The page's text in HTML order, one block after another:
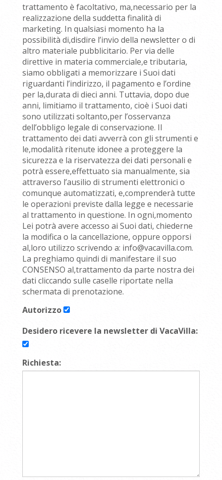
trattamento è facoltativo, ma,necessario per la
realizzazione della suddetta finalità di
marketing. In qualsiasi momento ha la
possibilità di,disdire l’invio della newsletter o di
altro materiale pubblicitario. Per via delle
direttive in materia commerciale,e tributaria,
siamo obbligati a memorizzare i Suoi dati
riguardanti l’indirizzo, il pagamento e l’ordine
per la,durata di dieci anni. Tuttavia, dopo due
anni, limitiamo il trattamento, cioè i Suoi dati
sono utilizzati soltanto,per l’osservanza
dell’obbligo legale di conservazione. Il
trattamento dei dati avverrà con gli strumenti e
le,modalità ritenute idonee a proteggere la
sicurezza e la riservatezza dei dati personali e
potrà essere,effettuato sia manualmente, sia
attraverso l’ausilio di strumenti elettronici o
comunque automatizzati, e,comprenderà tutte
le operazioni previste dalla legge e necessarie
al trattamento in questione. In ogni,momento
Lei potrà avere accesso ai Suoi dati, chiederne
la modifica o la cancellazione, oppure opporsi
al,loro utilizzo scrivendo a: info@vacavilla.com.
La preghiamo quindi di manifestare il suo
CONSENSO al,trattamento da parte nostra dei
dati cliccando sulle caselle riportate nella
schermata di prenotazione.
Autorizzo
Desidero ricevere la newsletter di VacaVilla:
Richiesta: